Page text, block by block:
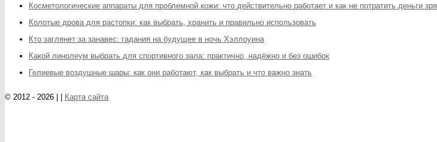
Косметологические аппараты для проблемной кожи: что действительно работает и как не потратить деньги зря
Колотые дрова для растопки: как выбрать, хранить и правильно использовать
Кто заглянет за занавес: гадания на будущее в ночь Хэллоуина
Какой линолеум выбрать для спортивного зала: практично, надёжно и без ошибок
Гелиевые воздушные шары: как они работают, как выбрать и что важно знать
© 2012 - 2026 | | Карта сайта